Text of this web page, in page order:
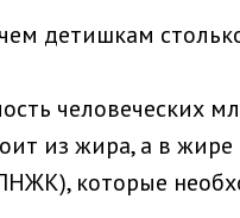
детишкам
человеческих
из жира, а в
которые